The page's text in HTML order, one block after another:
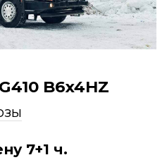
B6x4HZ
7+1 ч.